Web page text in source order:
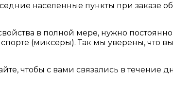
населенные пункты при заказе
в полной мере, нужно
(миксеры). Так мы уверены, что
чтобы с вами связались в